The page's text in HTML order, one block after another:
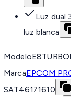
Luz dual
luz blanca
Modelo
MarcaEPCOM
SAT46171610